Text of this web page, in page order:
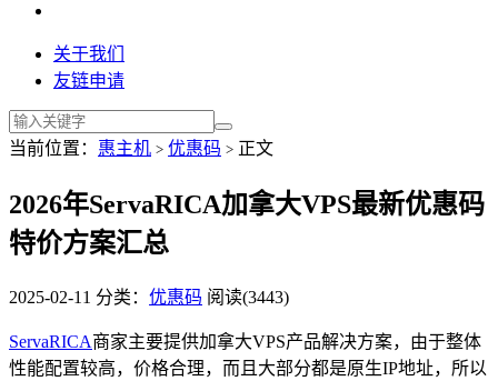
关于我们
友链申请
当前位置： 惠主机 > 优惠码 > 正文
2026年ServaRICA加拿大VPS最新优惠码
特价方案汇总
2025-02-11 分类： 优惠码 阅读(3443)
ServaRICA商家主要提供加拿大VPS产品解决方案，由于整体
性能配置较高，价格合理，而且大部分都是原生IP地址，所以